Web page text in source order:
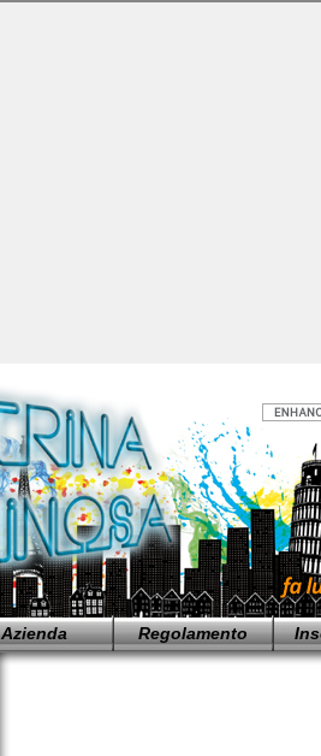
Azienda Regolamento